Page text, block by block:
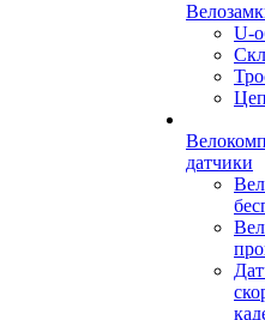
U-
датчики